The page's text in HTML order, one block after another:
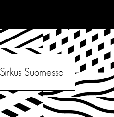
Sirkus Suomessa